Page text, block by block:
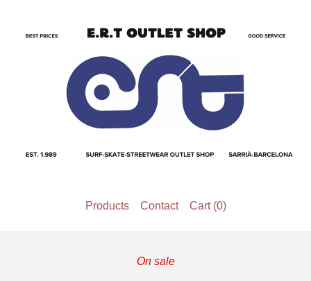
Products Contact Cart (0)
On sale